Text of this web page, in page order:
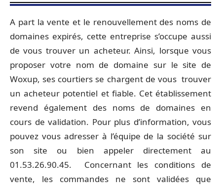
A part la vente et le renouvellement des noms de
domaines expirés, cette entreprise s’occupe aussi
de vous trouver un acheteur. Ainsi, lorsque vous
proposer votre nom de domaine sur le site de
Woxup, ses courtiers se chargent de vous trouver
un acheteur potentiel et fiable. Cet établissement
revend également des noms de domaines en
cours de validation. Pour plus d’information, vous
pouvez vous adresser à l’équipe de la société sur
son site ou bien appeler directement au
01.53.26.90.45. Concernant les conditions de
vente, les commandes ne sont validées que